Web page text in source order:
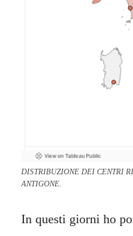
DISTRIBUZIONE DEI CENTRI
ANTIGONE.
In questi giorni ho